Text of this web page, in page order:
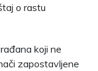
o rastu
koji ne
zapostavljene